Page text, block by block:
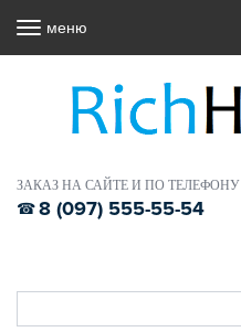
ЗАКАЗ НА САЙТЕ И ПО ТЕЛЕФОНУ
8 (097) 555-55-54
меню